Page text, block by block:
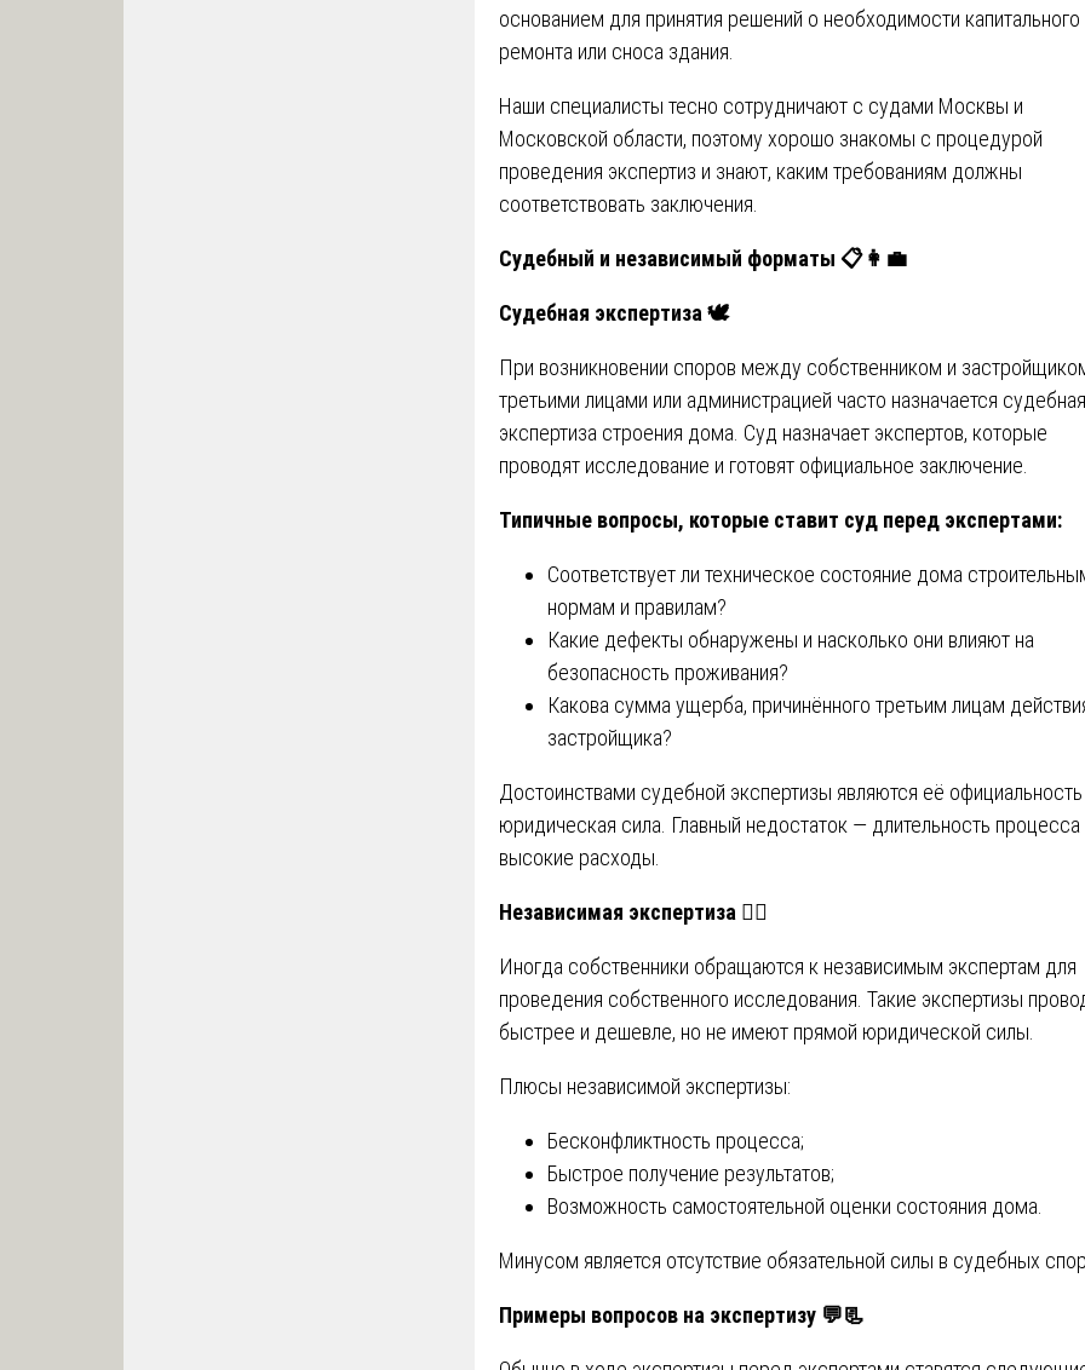
основанием для принятия решений о необходимости капитального
ремонта или сноса здания.
Наши специалисты тесно сотрудничают с судами Москвы и
Московской области, поэтому хорошо знакомы с процедурой
проведения экспертиз и знают, каким требованиям должны
соответствовать заключения.
Судебный и независимый форматы 📋👩‍💼
Судебная экспертиза 🕊️
При возникновении споров между собственником и
третьими лицами или администрацией часто назначается судебная
экспертиза строения дома. Суд назначает экспертов, которые
проводят исследование и готовят официальное заключение.
Типичные вопросы, которые ставит суд перед экспертами:
Соответствует ли техническое состояние дома
нормам и правилам?
Какие дефекты обнаружены и насколько они влияют на
безопасность проживания?
Какова сумма ущерба, причинённого третьим лицам
застройщика?
Достоинствами судебной экспертизы являются её
юридическая сила. Главный недостаток — длительность процесса
высокие расходы.
Независимая экспертиза 🤷‍♂️
Иногда собственники обращаются к независимым экспертам для
проведения собственного исследования. Такие экспертизы
быстрее и дешевле, но не имеют прямой юридической силы.
Плюсы независимой экспертизы:
Бесконфликтность процесса;
Быстрое получение результатов;
Возможность самостоятельной оценки состояния дома.
Минусом является отсутствие обязательной силы в судебных
Примеры вопросов на экспертизу 💬📃